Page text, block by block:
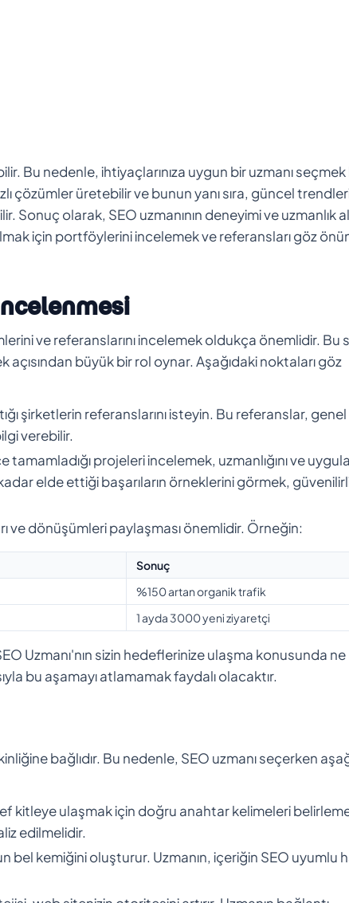
Bu nedenle, ihtiyaçlarınıza uygun bir uzmanı
çözümler üretebilir ve bunun yanı sıra, güncel
olarak, SEO uzmanının deneyimi ve uzmanlık
için portföylerini incelemek ve referansları göz
ve referanslarını incelemek oldukça önemlidir. Bu
açısından büyük bir rol oynar. Aşağıdaki noktaları göz
şirketlerin referanslarını isteyin. Bu referanslar, genel
verebilir.
tamamladığı projeleri incelemek, uzmanlığını ve
elde ettiği başarıların örneklerini görmek,
ve dönüşümleri paylaşması önemlidir. Örneğin:
Sonuç
%150 artan organik trafik
1 ayda 3000 yeni ziyaretçi
Uzmanı'nın sizin hedeflerinize ulaşma konusunda ne
bu aşamayı atlamamak faydalı olacaktır.
bağlıdır. Bu nedenle, SEO uzmanı seçerken
kitleye ulaşmak için doğru anahtar kelimeleri
edilmelidir.
bel kemiğini oluşturur. Uzmanın, içeriğin SEO uyumlu